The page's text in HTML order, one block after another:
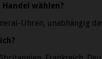
wählen?
Uhren, unabhängig